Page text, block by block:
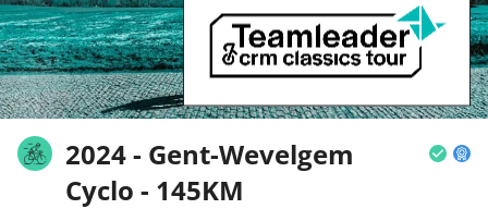
2024 - Gent-Wevelgem
Cyclo - 145KM